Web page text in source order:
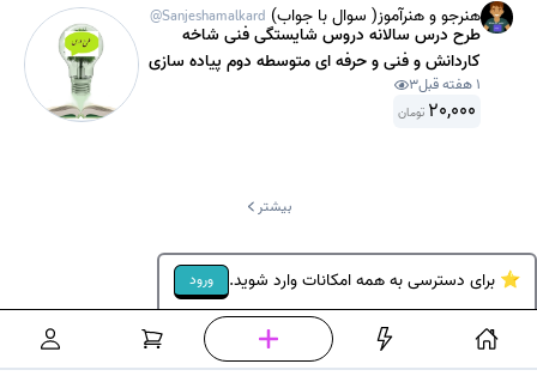
هنرجو و هنرآموز( سوال با جواب) @Sanjeshamalkard
طرح درس سالانه دروس شایستگی فنی شاخه
کاردانش و فنی و حرفه ای متوسطه دوم پیاده سازی
سیستم های اطلاعاتی و طراحی وب ( طراح سایت)
پایه یازدهم قبل از 1400.
1 هفته قبل 3
20,000 تومان
بیشتر
⭐ برای دسترسی به همه امکانات وارد شوید. ورود